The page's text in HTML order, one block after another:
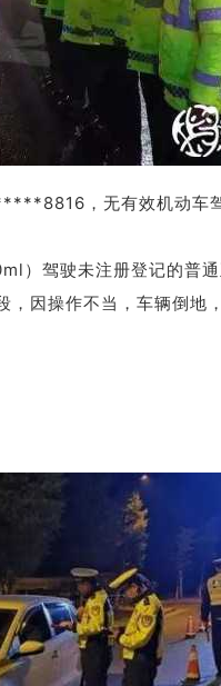
，无有效机动车驾
）驾驶未注册登记的普
因操作不当，车辆倒地